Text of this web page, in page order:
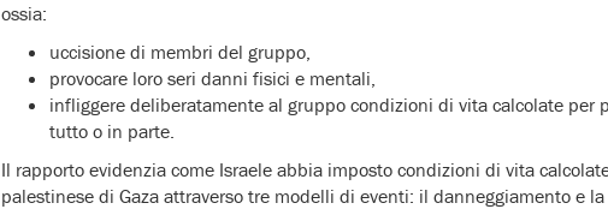
ossia:
uccisione di membri del gruppo,
provocare loro seri danni fisici e mentali,
infliggere deliberatamente al gruppo condizioni di vita calcolate per
tutto o in parte.
Il rapporto evidenzia come Israele abbia imposto condizioni di vita
palestinese di Gaza attraverso tre modelli di eventi: il danneggiamento e